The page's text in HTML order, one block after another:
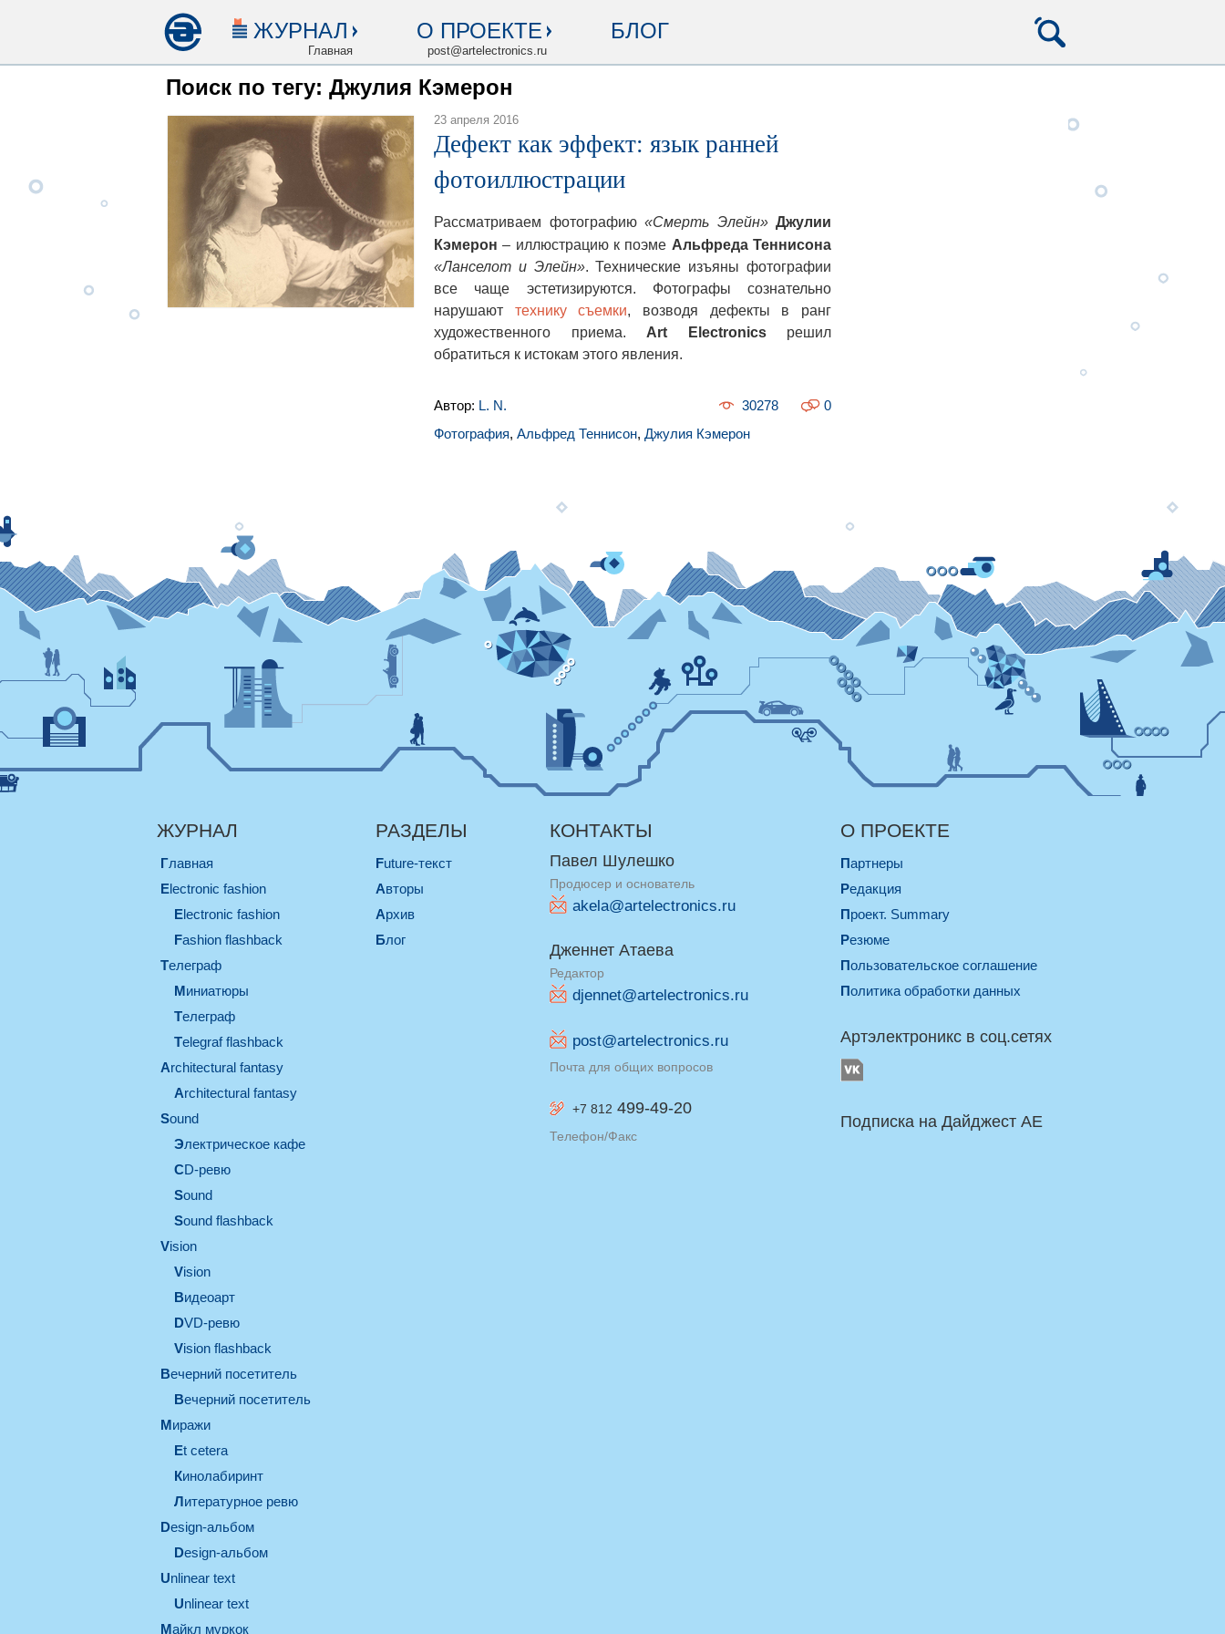
ЖУРНАЛ
Главная
О ПРОЕКТЕ
post@artelectronics.ru
БЛОГ
Поиск по тегу: Джулия Кэмерон
23 апреля 2016
Дефект как эффект: язык ранней
фотоиллюстрации
Рассматриваем фотографию«Смерть Элейн» Джулии
Кэмерон – иллюстрацию к поэме Альфреда Теннисона
«Ланселот и Элейн». Технические изъяны фотографии
все чаще эстетизируются. Фотографы сознательно
нарушают технику съемки, возводя дефекты в ранг
художественного приема. Art Electronicsрешил
обратиться к истокам этого явления.
Автор: L. N. 0
30278
Фотография, Альфред Теннисон, Джулия Кэмерон
ЖУРНАЛ
Главная
electronic fashion
electronic fashion
Fashion flashback
телеграф
миниатюры
телеграф
Telegraf flashback
architectural fantasy
architectural fantasy
sound
электрическое кафе
CD-ревю
sound
Sound flashback
vision
vision
видеоарт
DVD-ревю
Vision flashback
вечерний посетитель
вечерний посетитель
миражи
et cetera
кинолабиринт
литературное ревю
design-альбом
design-альбом
unlinear text
Unlinear text
майкл муркок
РАЗДЕЛЫ
Future-текст
Авторы
Архив
Блог
КОНТАКТЫ
Павел Шулешко
Продюсер и основатель
akela@artelectronics.ru
Дженнет Атаева
Редактор
djennet@artelectronics.ru
post@artelectronics.ru
Почта для общих вопросов
+7 812 499-49-20
Телефон/Факс
О ПРОЕКТЕ
Партнеры
Редакция
Проект. Summary
Резюме
Пользовательское соглашение
Политика обработки данных
Артэлектроникс в соц.сетях
Подписка на Дайджест AE